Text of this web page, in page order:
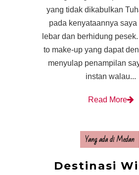
yang tidak dikabulkan
pada kenyataannya saya
lebar dan berhidung
to make-up yang dapat
menyulap penampilan
instan walau...
Read More
Yang ada di Medan
Destinasi